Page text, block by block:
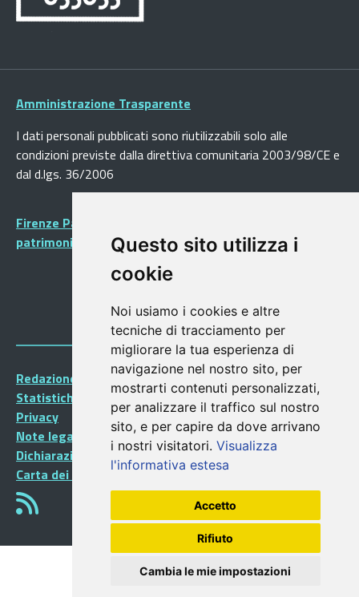
Questo sito utilizza i
cookie
Noi usiamo i cookies e altre
tecniche di tracciamento per
migliorare la tua esperienza di
navigazione nel nostro sito, per
mostrarti contenuti personalizzati,
per analizzare il traffico sul nostro
sito, e per capire da dove arrivano
i nostri visitatori. Visualizza
l'informativa estesa
Accetto
Rifiuto
Cambia le mie impostazioni
Amministrazione Trasparente
I dati personali pubblicati sono riutilizzabili solo alle
condizioni previste dalla direttiva comunitaria 2003/98/CE e
dal d.lgs. 36/2006
Firenze Patrimonio Mondiale - Centro storico di Firenze
patrimonio dell’Umanità
Redazione Portalegiovani
Statistiche
Privacy
Note legali
Dichiarazione di accessibilità
Carta dei Servizi